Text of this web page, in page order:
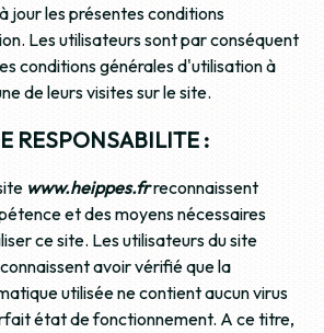
jour les présentes conditions
Les utilisateurs sont par conséquent
conditions générales d'utilisation à
de leurs visites sur le site.
RESPONSABILITE :
www.heippes.frreconnaissent
et des moyens nécessaires
ce site. Les utilisateurs du site
avoir vérifié que la
utilisée ne contient aucun virus
état de fonctionnement. A ce titre,